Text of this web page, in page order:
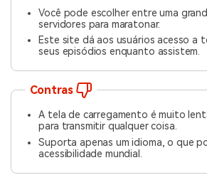
Você pode escolher entre uma
servidores para maratonar.
Este site dá aos usuários acesso a
seus episódios enquanto assistem.
Contras
A tela de carregamento é muito
para transmitir qualquer coisa.
Suporta apenas um idioma, o que
acessibilidade mundial.